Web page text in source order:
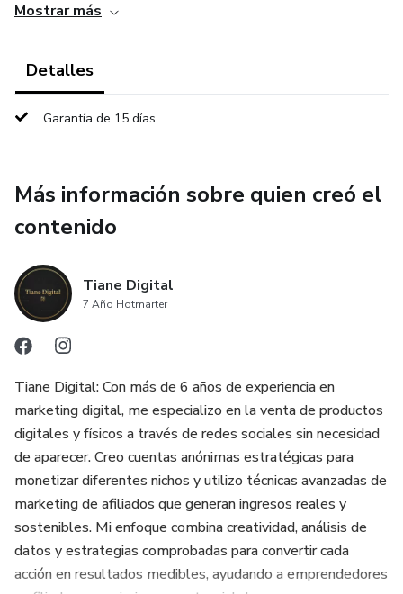
quedarte con los beneficios.
✅ Con derecho a revender y generar ingresos extra
Mostrar más
Detalles
Garantía de 15 días
Más información sobre quien creó el
contenido
Tiane Digital
7 Año Hotmarter
Tiane Digital: Con más de 6 años de experiencia en
marketing digital, me especializo en la venta de productos
digitales y físicos a través de redes sociales sin necesidad
de aparecer. Creo cuentas anónimas estratégicas para
monetizar diferentes nichos y utilizo técnicas avanzadas de
marketing de afiliados que generan ingresos reales y
sostenibles. Mi enfoque combina creatividad, análisis de
datos y estrategias comprobadas para convertir cada
acción en resultados medibles, ayudando a emprendedores